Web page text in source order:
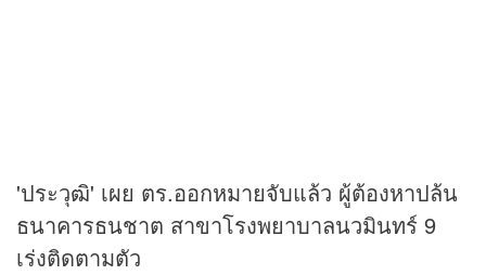
'ประวุฒิ' เผย ตร.ออกหมายจับแล้ว ผู้ต้องหาปล้น
ธนาคารธนชาต สาขาโรงพยาบาลนวมินทร์ 9
เร่งติดตามตัว